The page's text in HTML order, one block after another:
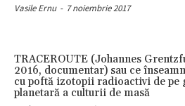
Vasile Ernu - 7 noiembrie 2017
TRACEROUTE (Johannes
2016, documentar) sau ce
cu poftă izotopii radioactivi de pe
planetară a culturii de masă